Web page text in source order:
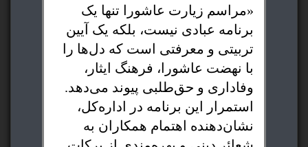
«مراسم زیارت عاشورا تنها یک
برنامه عبادی نیست، بلکه یک آیین
تربیتی و معرفتی است که دل‌ها را
با نهضت عاشورا، فرهنگ ایثار،
وفاداری و حق‌طلبی پیوند می‌دهد.
استمرار این برنامه در اداره‌کل،
نشان‌دهنده اهتمام همکاران به